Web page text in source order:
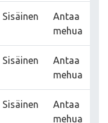
Sisäinen
Antaa
mehua
Sisäinen
Antaa
mehua
Sisäinen
Antaa
mehua